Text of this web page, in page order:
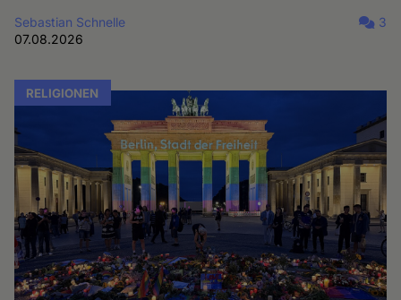
Sebastian Schnelle
07.08.2026
3
RELIGIONEN